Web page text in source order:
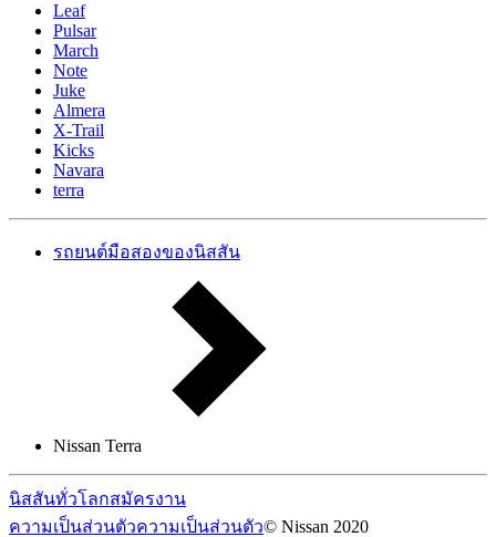
Leaf
Pulsar
March
Note
Juke
Almera
X-Trail
Kicks
Navara
terra
รถยนต์มือสองของนิสสัน
Nissan Terra
นิสสันทั่วโลกสมัครงาน
ความเป็นส่วนตัวความเป็นส่วนตัว© Nissan 2020